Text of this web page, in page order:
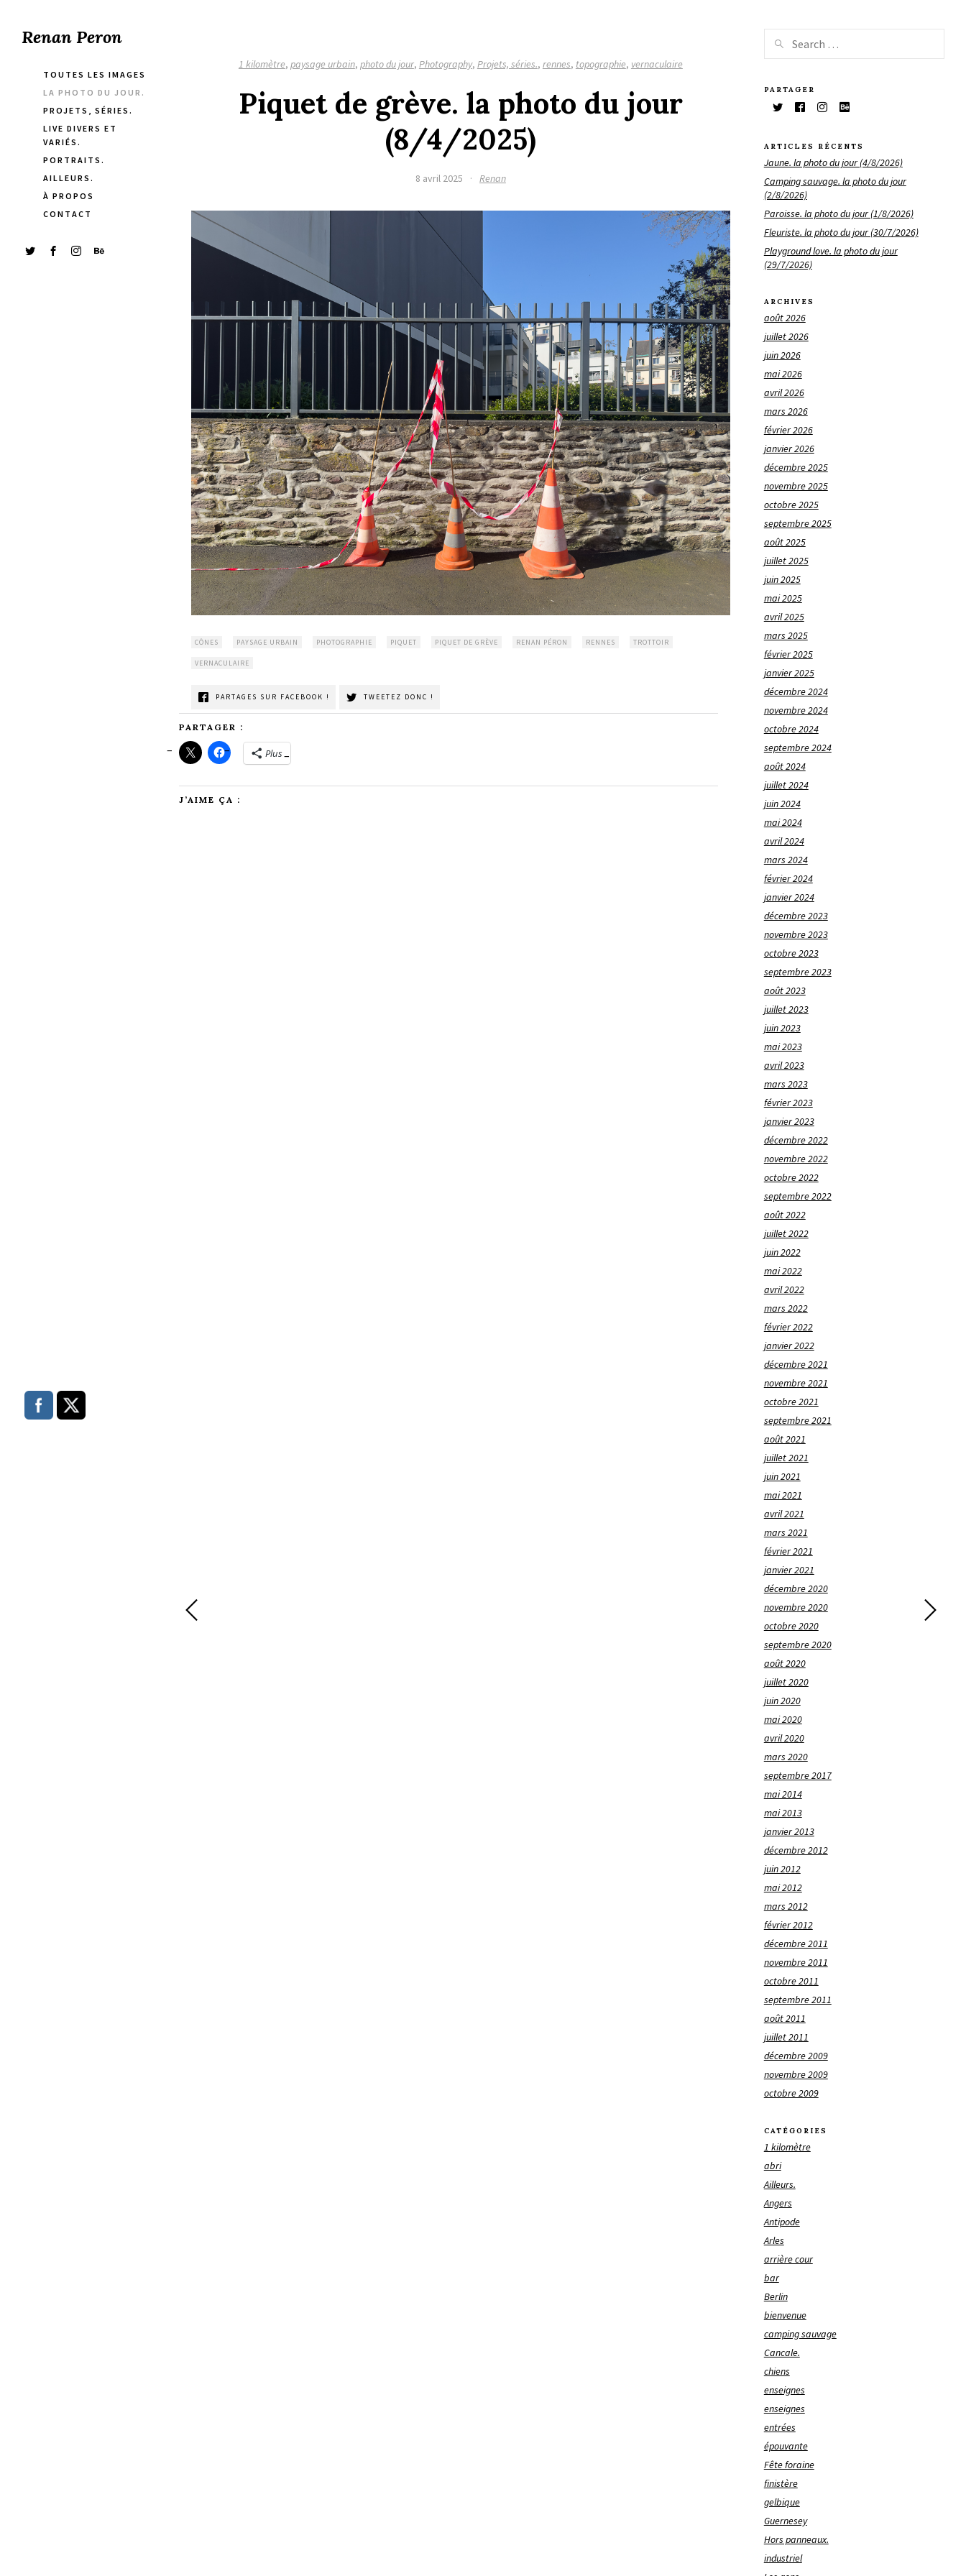
Renan Peron
TOUTES LES IMAGES
LA PHOTO DU JOUR.
PROJETS, SÉRIES.
LIVE DIVERS ET
VARIÉS.
PORTRAITS.
AILLEURS.
À PROPOS
CONTACT
1 kilomètre, paysage urbain, photo du jour, Photography, Projets, séries., rennes, topographie, vernaculaire
Piquet de grève. la photo du jour
(8/4/2025)
8 avril 2025 · Renan
CÔNES PAYSAGE URBAIN PHOTOGRAPHIE PIQUET PIQUET DE GRÈVE RENAN PÉRON RENNES TROTTOIR
VERNACULAIRE
PARTAGES SUR FACEBOOK ! TWEETEZ DONC !
PARTAGER :
Plus
J’AIME ÇA :
PARTAGER
ARTICLES RÉCENTS
Jaune. la photo du jour (4/8/2026)
Camping sauvage. la photo du jour
(2/8/2026)
Paroisse. la photo du jour (1/8/2026)
Fleuriste. la photo du jour (30/7/2026)
Playground love. la photo du jour
(29/7/2026)
ARCHIVES
août 2026
juillet 2026
juin 2026
mai 2026
avril 2026
mars 2026
février 2026
janvier 2026
décembre 2025
novembre 2025
octobre 2025
septembre 2025
août 2025
juillet 2025
juin 2025
mai 2025
avril 2025
mars 2025
février 2025
janvier 2025
décembre 2024
novembre 2024
octobre 2024
septembre 2024
août 2024
juillet 2024
juin 2024
mai 2024
avril 2024
mars 2024
février 2024
janvier 2024
décembre 2023
novembre 2023
octobre 2023
septembre 2023
août 2023
juillet 2023
juin 2023
mai 2023
avril 2023
mars 2023
février 2023
janvier 2023
décembre 2022
novembre 2022
octobre 2022
septembre 2022
août 2022
juillet 2022
juin 2022
mai 2022
avril 2022
mars 2022
février 2022
janvier 2022
décembre 2021
novembre 2021
octobre 2021
septembre 2021
août 2021
juillet 2021
juin 2021
mai 2021
avril 2021
mars 2021
février 2021
janvier 2021
décembre 2020
novembre 2020
octobre 2020
septembre 2020
août 2020
juillet 2020
juin 2020
mai 2020
avril 2020
mars 2020
septembre 2017
mai 2014
mai 2013
janvier 2013
décembre 2012
juin 2012
mai 2012
mars 2012
février 2012
décembre 2011
novembre 2011
octobre 2011
septembre 2011
août 2011
juillet 2011
décembre 2009
novembre 2009
octobre 2009
CATÉGORIES
1 kilomètre
abri
Ailleurs.
Angers
Antipode
Arles
arrière cour
bar
Berlin
bienvenue
camping sauvage
Cancale.
chiens
enseignes
enseignes
entrées
épouvante
Fête foraine
finistère
gelbique
Guernesey
Hors panneaux.
industriel